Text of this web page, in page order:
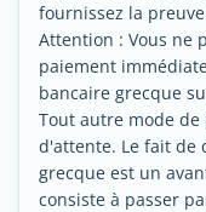
fournissez la
Attention : Vous ne
paiement
bancaire grecque
Tout autre mode
d'attente. Le fait de
grecque est un
consiste à passer